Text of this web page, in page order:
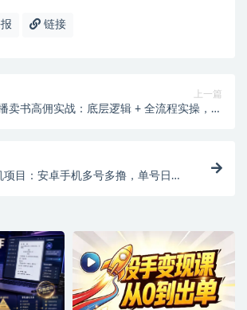
链接
上一篇
卖书高佣实战：底层逻辑 + 全流程实操，轻
目：安卓手机多号多撸，单号日赚